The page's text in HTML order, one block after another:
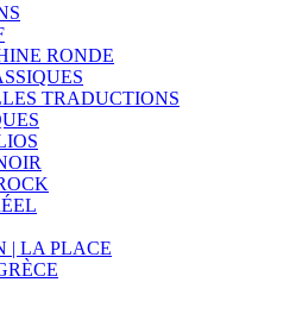
RONDE
TRADUCTIONS
| LA PLACE